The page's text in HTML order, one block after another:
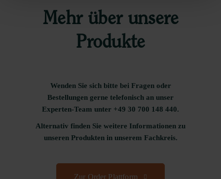
Mehr über unsere
Produkte
Wenden Sie sich bitte bei Fragen oder
Bestellungen gerne telefonisch an unser
Experten-Team unter +49 30 700 148 440.
Alternativ finden Sie weitere Informationen zu
unseren Produkten in unserem Fachkreis.
Zur Order Plattform